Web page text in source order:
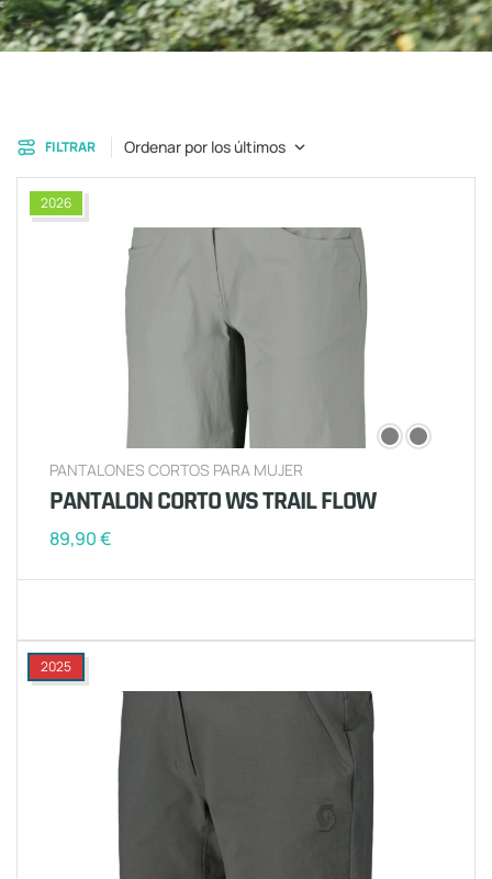
FILTRAR Ordenar por los últimos
2026
PANTALONES CORTOS PARA MUJER
PANTALON CORTO WS TRAIL FLOW
89,90€
2025